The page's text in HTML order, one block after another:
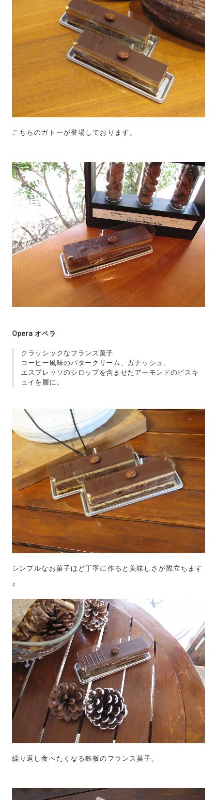
こちらのガトーが登場しております。
Opera オペラ
クラッシックなフランス菓子
コーヒー風味のバタークリーム、ガナッシュ、
エスプレッソのシロップを含ませたアーモンドのビスキ
ュイを層に。
シンプルなお菓子ほど丁寧に作ると美味しさが際立ちます
♪
繰り返し食べたくなる鉄板のフランス菓子。